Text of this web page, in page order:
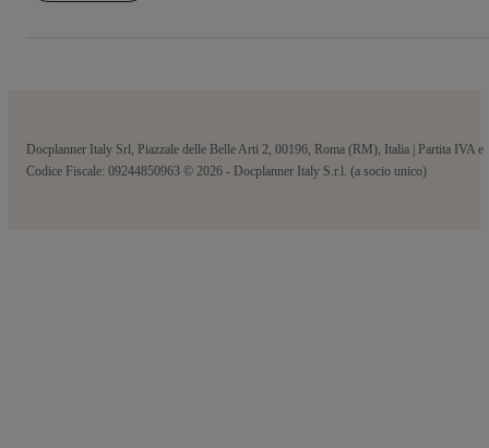
Docplanner Italy Srl, Piazzale delle Belle Arti 2, 00196, Roma (RM), Italia | Partita IVA e
Codice Fiscale: 09244850963 © 2026 - Docplanner Italy S.r.l. (a socio unico)